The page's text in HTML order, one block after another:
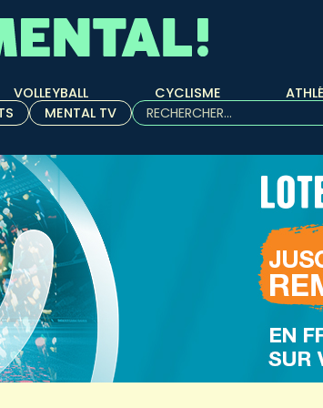
VOLLEYBALL CYCLISME
MENTAL TV
Rechercher :